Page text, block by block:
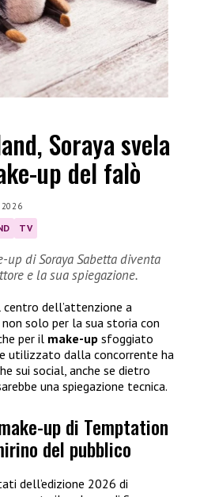
Soraya svela
up del falò
TV
up di Soraya Sabetta diventa
e la sua spiegazione.
dell’attenzione a
non solo per la sua storia con
per il make-up sfoggiato
utilizzato dalla concorrente ha
sui social, anche se dietro
una spiegazione tecnica.
up di Temptation
del pubblico
dell’edizione 2026 di